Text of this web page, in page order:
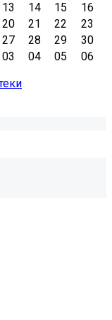
13 14 15
16
20 21 22
23
27 28 29
30
03 04 05
06